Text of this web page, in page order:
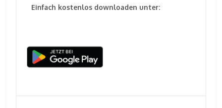
Einfach kostenlos downloaden unter: